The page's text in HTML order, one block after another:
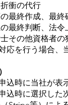
衝の代行
最終作成、最
最終判断、法
その他資格者
応を行う場合、
込時に当社が表
込時に選択した